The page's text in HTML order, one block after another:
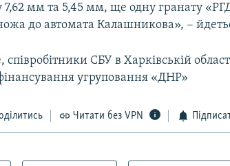
7,62 мм та 5,45 мм, ще одну гранату
до автомата Калашникова», −
співробітники СБУ в Харківській
угруповання «ДНР»
Читати без VPN